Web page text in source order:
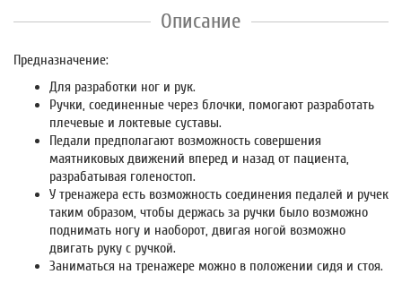
Описание
Предназначение:
Для разработки ног и рук.
Ручки, соединенные через блочки, помогают разработать
плечевые и локтевые суставы.
Педали предполагают возможность совершения
маятниковых движений вперед и назад от пациента,
разрабатывая голеностоп.
У тренажера есть возможность соединения педалей и ручек
таким образом, чтобы держась за ручки было возможно
поднимать ногу и наоборот, двигая ногой возможно
двигать руку с ручкой.
Заниматься на тренажере можно в положении сидя и стоя.